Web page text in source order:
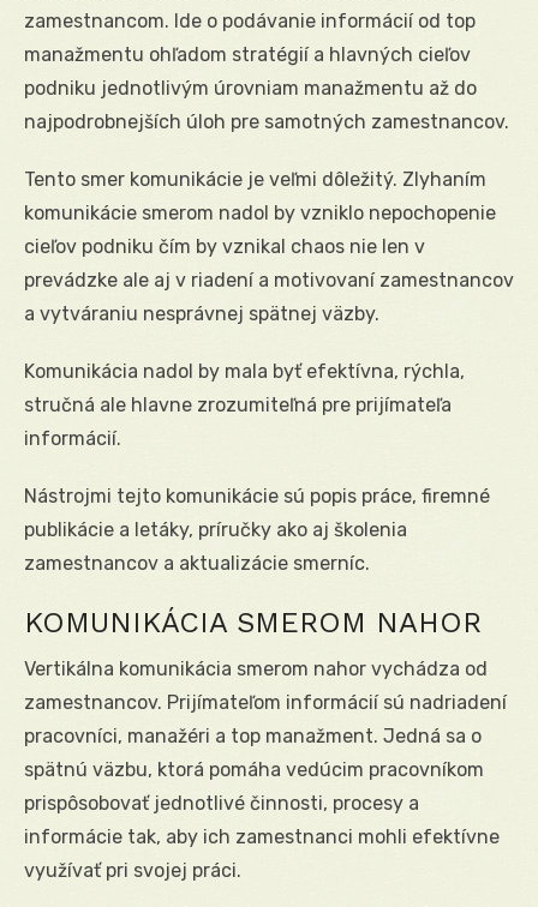
zamestnancom. Ide o podávanie informácií od top
manažmentu ohľadom stratégií a hlavných cieľov
podniku jednotlivým úrovniam manažmentu až do
najpodrobnejších úloh pre samotných zamestnancov.
Tento smer komunikácie je veľmi dôležitý. Zlyhaním
komunikácie smerom nadol by vzniklo nepochopenie
cieľov podniku čím by vznikal chaos nie len v
prevádzke ale aj v riadení a motivovaní zamestnancov
a vytváraniu nesprávnej spätnej väzby.
Komunikácia nadol by mala byť efektívna, rýchla,
stručná ale hlavne zrozumiteľná pre prijímateľa
informácií.
Nástrojmi tejto komunikácie sú popis práce, firemné
publikácie a letáky, príručky ako aj školenia
zamestnancov a aktualizácie smerníc.
KOMUNIKÁCIA SMEROM NAHOR
Vertikálna komunikácia smerom nahor vychádza od
zamestnancov. Prijímateľom informácií sú nadriadení
pracovníci, manažéri a top manažment. Jedná sa o
spätnú väzbu, ktorá pomáha vedúcim pracovníkom
prispôsobovať jednotlivé činnosti, procesy a
informácie tak, aby ich zamestnanci mohli efektívne
využívať pri svojej práci.